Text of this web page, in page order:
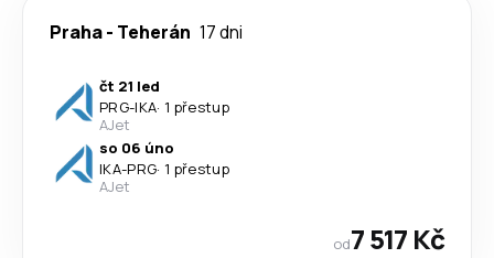
Praha- Teherán 17 dni
čt 21 led
PRG-IKA· 1 přestup
AJet
so 06 úno
IKA-PRG· 1 přestup
AJet
od7 517 Kč